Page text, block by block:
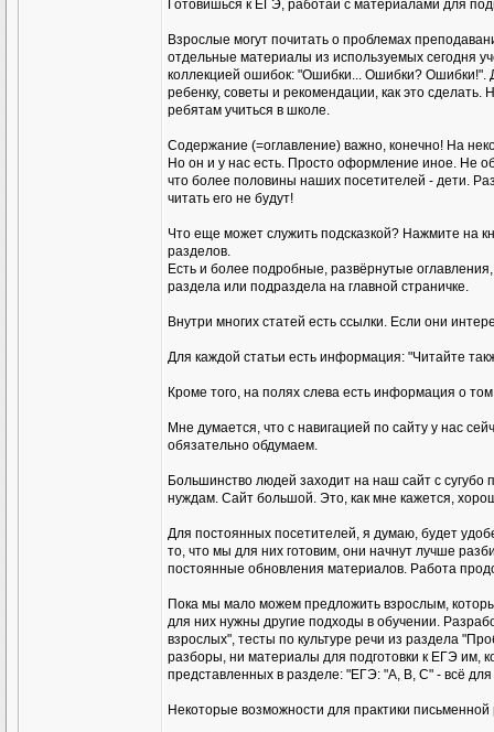
Готовишься к ЕГЭ, работай с материалами для
Взрослые могут почитать о проблемах
отдельные материалы из используемых сегодня
коллекцией ошибок: "Ошибки... Ошибки? Ошибки!".
ребенку, советы и рекомендации, как это
ребятам учиться в школе.
Содержание (=оглавление) важно, конечно! На
Но он и у нас есть. Просто оформление иное. Не
что более половины наших посетителей - дети.
читать его не будут!
Что еще может служить подсказкой? Нажмите на
разделов.
Есть и более подробные, развёрнутые
раздела или подраздела на главной страничке.
Внутри многих статей есть ссылки. Если они
Для каждой статьи есть информация: "Читайте
Кроме того, на полях слева есть информация о
Мне думается, что с навигацией по сайту у нас
обязательно обдумаем.
Большинство людей заходит на наш сайт с
нуждам. Сайт большой. Это, как мне кажется,
Для постоянных посетителей, я думаю, будет
то, что мы для них готовим, они начнут лучше
постоянные обновления материалов. Работа
Пока мы мало можем предложить взрослым,
для них нужны другие подходы в обучении.
взрослых", тесты по культуре речи из раздела
разборы, ни материалы для подготовки к ЕГЭ им,
представленных в разделе: "ЕГЭ: "А, В, С" - всё
Некоторые возможности для практики